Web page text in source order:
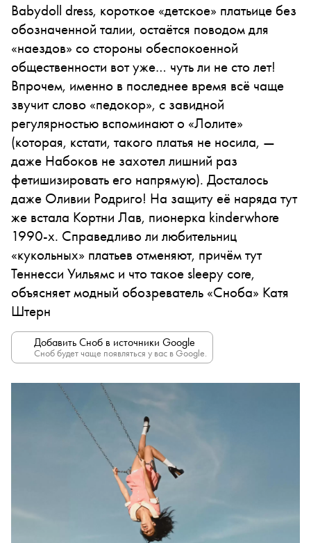
Babydoll dress, короткое «детское» платьице без
обозначенной талии, остаётся поводом для
«наездов» со стороны обеспокоенной
общественности вот уже… чуть ли не сто лет!
Впрочем, именно в последнее время всё чаще
звучит слово «педокор», с завидной
регулярностью вспоминают о «Лолите»
(которая, кстати, такого платья не носила, —
даже Набоков не захотел лишний раз
фетишизировать его напрямую). Досталось
даже Оливии Родриго! На защиту её наряда тут
же встала Кортни Лав, пионерка kinderwhore
1990-х. Справедливо ли любительниц
«кукольных» платьев отменяют, причём тут
Теннесси Уильямс и что такое sleepy core,
объясняет модный обозреватель «Сноба» Катя
Штерн
Добавить Сноб в источники Google
Сноб будет чаще появляться у вас в Google.